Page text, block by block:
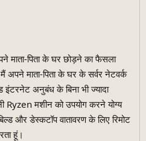
माता-पिता के घर छोड़ने का फैसला
माता-पिता के घर के सर्वर नेटवर्क
इंटरनेट अनुबंध के बिना भी ज्यादा
Ryzen मशीन को उपयोग करने योग्य
और डेस्कटॉप वातावरण के लिए रिमोट
हूं।